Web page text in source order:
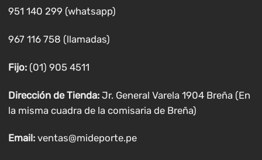
951 140 299 (whatsapp)
967 116 758 (llamadas)
Fijo:(01) 905 4511
Dirección de Tienda: Jr. General Varela 1904 Breña (En
la misma cuadra de la comisaria de Breña)
Email: ventas@mideporte.pe